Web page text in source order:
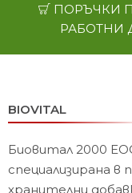
ПОРЪЧКИ
РАБОТНИ
BIOVITAL
Биовитал 2000
специализирана
хранителни